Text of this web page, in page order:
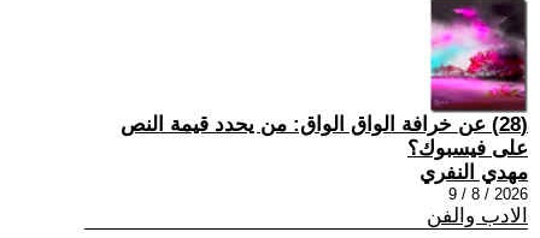
(28) عن خرافة الواق الواق: من يحدد قيمة النص
على فيسبوك؟
مهدي النفري
2026 / 8 / 9
الادب والفن